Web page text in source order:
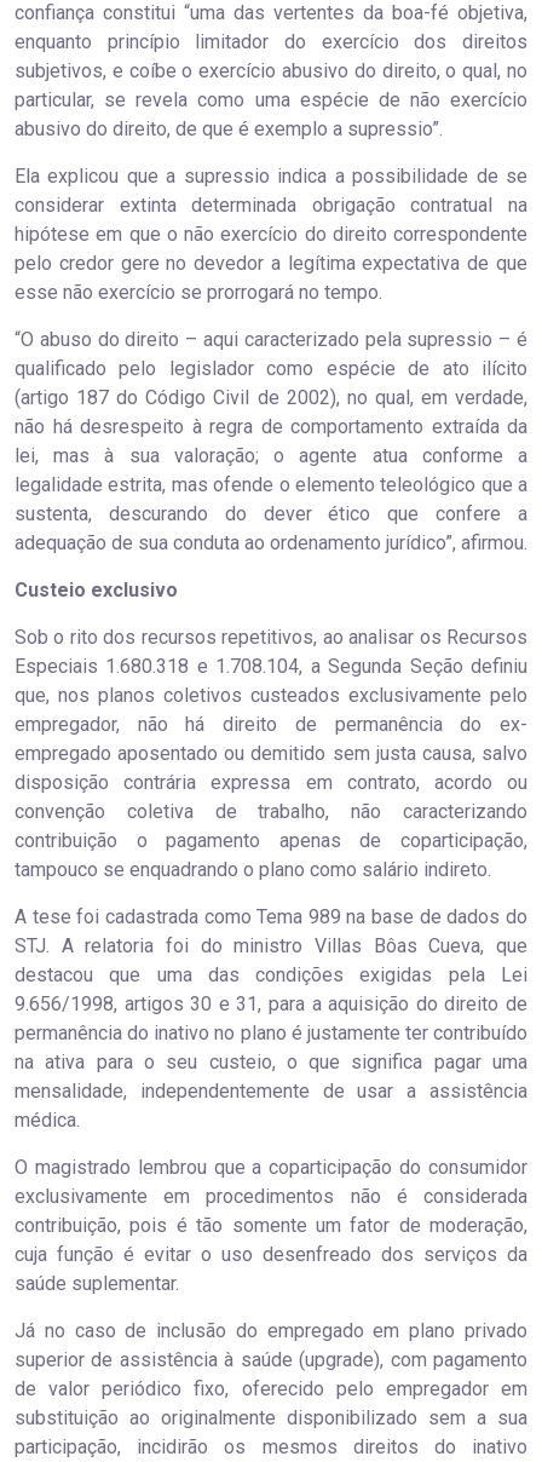
confiança constitui “uma das vertentes da boa-fé objetiva,
enquanto princípio limitador do exercício dos direitos
subjetivos, e coíbe o exercício abusivo do direito, o qual, no
particular, se revela como uma espécie de não exercício
abusivo do direito, de que é exemplo a supressio”.
Ela explicou que a supressio indica a possibilidade de se
considerar extinta determinada obrigação contratual na
hipótese em que o não exercício do direito correspondente
pelo credor gere no devedor a legítima expectativa de que
esse não exercício se prorrogará no tempo.
“O abuso do direito – aqui caracterizado pela supressio – é
qualificado pelo legislador como espécie de ato ilícito
(artigo 187 do Código Civil de 2002), no qual, em verdade,
não há desrespeito à regra de comportamento extraída da
lei, mas à sua valoração; o agente atua conforme a
legalidade estrita, mas ofende o elemento teleológico que a
sustenta, descurando do dever ético que confere a
adequação de sua conduta ao ordenamento jurídico”, afirmou.
Custeio ex​​​​clusivo
Sob o rito dos recursos repetitivos, ao analisar os Recursos
Especiais 1.680.318 e 1.708.104, a Segunda Seção definiu
que, nos planos coletivos custeados exclusivamente pelo
empregador, não há direito de permanência do ex-
empregado aposentado ou demitido sem justa causa, salvo
disposição contrária expressa em contrato, acordo ou
convenção coletiva de trabalho, não caracterizando
contribuição o pagamento apenas de coparticipação,
tampouco se enquadrando o plano como salário indireto.
A tese foi cadastrada como Tema 989 na base de dados do
STJ. A relatoria foi do ministro Villas Bôas Cueva, que
destacou que uma das condições exigidas pela Lei
9.656/1998, artigos 30 e 31, para a aquisição do direito de
permanência do inativo no plano é justamente ter contribuído
na ativa para o seu custeio, o que significa pagar uma
mensalidade, independentemente de usar a assistência
médica.
O magistrado lembrou que a coparticipação do consumidor
exclusivamente em procedimentos não é considerada
contribuição, pois é tão somente um fator de moderação,
cuja função é evitar o uso desenfreado dos serviços da
saúde suplementar.
Já no caso de inclusão do empregado em plano privado
superior de assistência à saúde (upgrade), com pagamento
de valor periódico fixo, oferecido pelo empregador em
substituição ao originalmente disponibilizado sem a sua
participação, incidirão os mesmos direitos do inativo